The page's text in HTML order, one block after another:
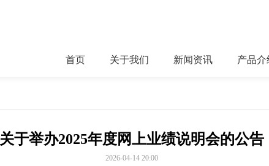
首页 关于我们 新闻资讯 产品介
关于举办2025年度网上业绩说明会的公告
2026-04-14 20:00